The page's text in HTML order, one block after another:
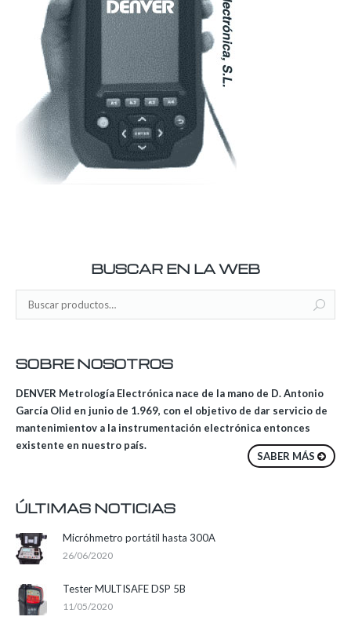
BUSCAR EN LA WEB
SOBRE NOSOTROS
DENVER Metrología Electrónica nace de la mano de D. Antonio
García Olid en junio de 1.969, con el objetivo de dar servicio de
mantenimientov a la instrumentación electrónica entonces
existente en nuestro país.
SABER MÁS
ÚLTIMAS NOTICIAS
Micróhmetro portátil hasta 300A
26/06/2020
Tester MULTISAFE DSP 5B
11/05/2020